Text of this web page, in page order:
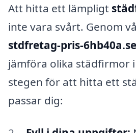
Att hitta ett lämpligt
inte vara svårt. Genom
stdfretag-pris-6hb40a.se
jämföra olika städfirmor
stegen för att hitta ett
passar dig: